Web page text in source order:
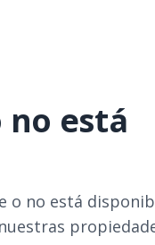
no está
o no está